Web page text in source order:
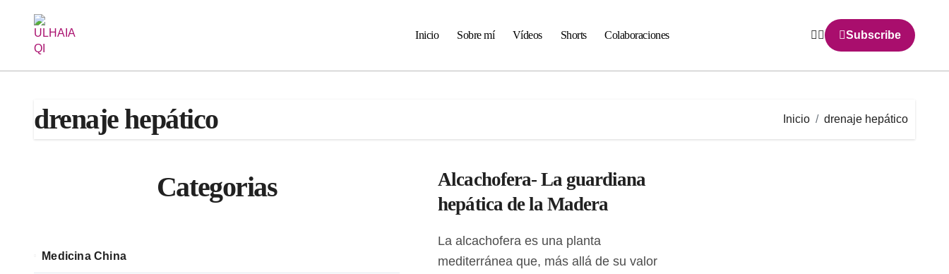
contenido
Inicio Sobre mí Vídeos Shorts Colaboraciones Subscribe
drenaje hepático Inicio drenaje hepático
Categorias
Medicina China
Alcachofera- La guardiana
hepática de la Madera
La alcachofera es una planta
mediterránea que, más allá de su valor